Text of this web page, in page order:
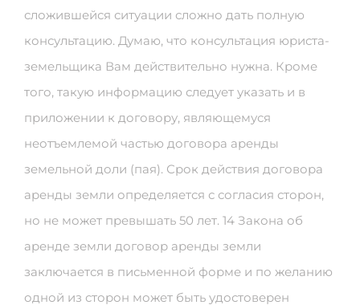
сложившейся ситуации сложно дать полную
консультацию. Думаю, что консультация юриста-
земельщика Вам действительно нужна. Кроме
того, такую информацию следует указать и в
приложении к договору, являющемуся
неотъемлемой частью договора аренды
земельной доли (пая). Срок действия договора
аренды земли определяется с согласия сторон,
но не может превышать 50 лет. 14 Закона об
аренде земли договор аренды земли
заключается в письменной форме и по желанию
одной из сторон может быть удостоверен